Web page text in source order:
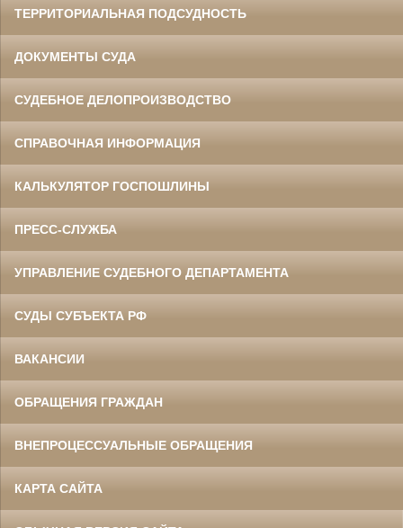
ТЕРРИТОРИАЛЬНАЯ ПОДСУДНОСТЬ
ДОКУМЕНТЫ СУДА
СУДЕБНОЕ ДЕЛОПРОИЗВОДСТВО
СПРАВОЧНАЯ ИНФОРМАЦИЯ
КАЛЬКУЛЯТОР ГОСПОШЛИНЫ
ПРЕСС-СЛУЖБА
УПРАВЛЕНИЕ СУДЕБНОГО ДЕПАРТАМЕНТА
СУДЫ СУБЪЕКТА РФ
ВАКАНСИИ
ОБРАЩЕНИЯ ГРАЖДАН
ВНЕПРОЦЕССУАЛЬНЫЕ ОБРАЩЕНИЯ
КАРТА САЙТА